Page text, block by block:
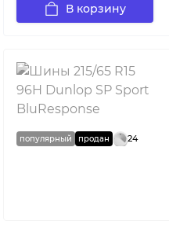
В корзину
популярный продан 24